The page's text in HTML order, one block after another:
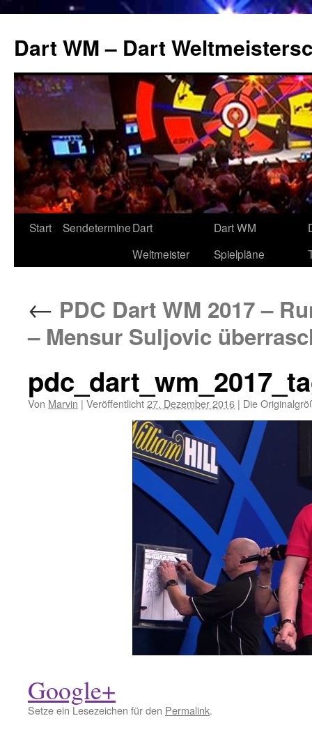
springen
Dart WM – Dart
Start SendetermineDart
Weltmeister
Dart WM
Spielpläne
← PDC Dart WM 2017 –
– Mensur Suljovic
Von Marvin | Veröffentlicht27. Dezember 2016 | Die
Google+
Setze ein Lesezeichen für den Permalink.